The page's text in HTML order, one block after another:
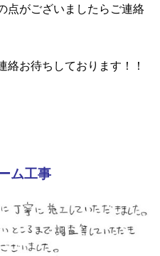
点がございましたらご連絡
絡お待ちしております！！
ム工事